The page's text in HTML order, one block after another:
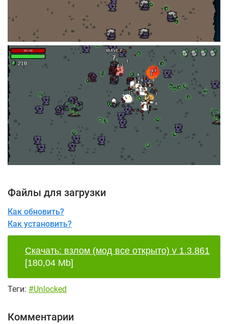
Файлы для загрузки
Как обновить?
Как установить?
Скачать: взлом (мод все открыто) v 1.3.861
[180,04 Mb]
Теги: #Unlocked
Комментарии